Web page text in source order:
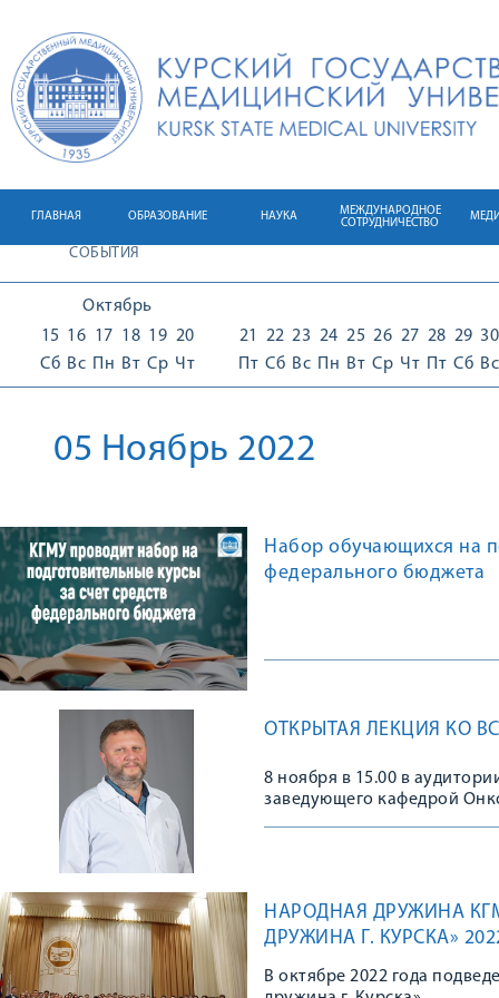
ГЛАВНАЯ ОБРАЗОВАНИЕ НАУКА
МЕЖДУНАРОДНОЕ
СОТРУДНИЧЕСТВО
СОБЫТИЯ
Октябрь
15
Сб
16
Вс
17
Пн
18
Вт
19
Ср
20
Чт
21
Пт
22
Сб
23
Вс
24
Пн
25
Вт
26
Ср
27
Чт
28
Пт
29
Сб
30
Вс
05 Ноябрь 2022
Набор обучающихся на
федерального бюджета
ОТКРЫТАЯ ЛЕКЦИЯ КО
8 ноября в 15.00 в
заведующего кафедрой
НАРОДНАЯ ДРУЖИНА
ДРУЖИНА Г. КУРСКА»
В октябре 2022 года